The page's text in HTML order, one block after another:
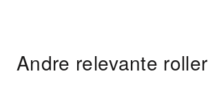
Andre relevante roller